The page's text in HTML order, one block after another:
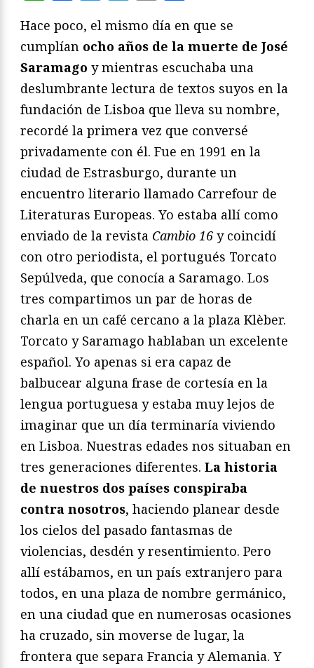
Hace poco, el mismo día en que se
cumplían ocho años de la muerte de José
Saramago y mientras escuchaba una
deslumbrante lectura de textos suyos en la
fundación de Lisboa que lleva su nombre,
recordé la primera vez que conversé
privadamente con él. Fue en 1991 en la
ciudad de Estrasburgo, durante un
encuentro literario llamado Carrefour de
Literaturas Europeas. Yo estaba allí como
enviado de la revista Cambio 16 y coincidí
con otro periodista, el portugués Torcato
Sepúlveda, que conocía a Saramago. Los
tres compartimos un par de horas de
charla en un café cercano a la plaza Klèber.
Torcato y Saramago hablaban un excelente
español. Yo apenas si era capaz de
balbucear alguna frase de cortesía en la
lengua portuguesa y estaba muy lejos de
imaginar que un día terminaría viviendo
en Lisboa. Nuestras edades nos situaban en
tres generaciones diferentes. La historia
de nuestros dos países conspiraba
contra nosotros, haciendo planear desde
los cielos del pasado fantasmas de
violencias, desdén y resentimiento. Pero
allí estábamos, en un país extranjero para
todos, en una plaza de nombre germánico,
en una ciudad que en numerosas ocasiones
ha cruzado, sin moverse de lugar, la
frontera que separa Francia y Alemania. Y